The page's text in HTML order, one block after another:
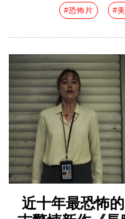
#恐怖片 #
近十年最恐怖